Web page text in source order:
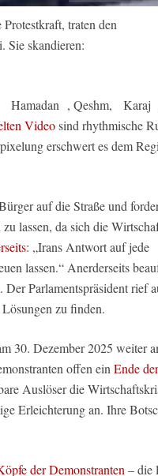
traten den
Sie skandieren:
Hamadan , Qeshm, Karaj
Videosind rhythmische
erschwert es dem
auf die Straße und
lassen, da sich die
: „Irans Antwort auf jede
lassen.“ Anerderseits
. Der Parlamentspräsident rief
zu finden.
30. Dezember 2025 weiter
offen ein Ende der
Auslöser die
Erleichterung an. Ihre
der Demonstranten – die